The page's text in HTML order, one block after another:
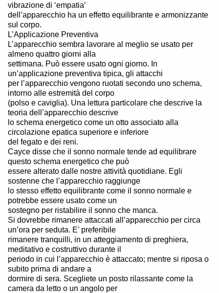
vibrazione di ‘empatia’
dell’apparecchio ha un effetto equilibrante e armonizzante
sul corpo.
L’Applicazione Preventiva
L’apparecchio sembra lavorare al meglio se usato per
almeno quattro giorni alla
settimana. Può essere usato ogni giorno. In
un’applicazione preventiva tipica, gli attacchi
per l’apparecchio vengono ruotati secondo uno schema,
intorno alle estremità del corpo
(polso e caviglia). Una lettura particolare che descrive la
teoria dell’apparecchio descrive
lo schema energetico come un otto associato alla
circolazione epatica superiore e inferiore
del fegato e dei reni.
Cayce disse che il sonno normale tende ad equilibrare
questo schema energetico che può
essere alterato dalle nostre attività quotidiane. Egli
sostenne che l’apparecchio raggiunge
lo stesso effetto equilibrante come il sonno normale e
potrebbe essere usato come un
sostegno per ristabilire il sonno che manca.
Si dovrebbe rimanere attaccati all’apparecchio per circa
un’ora per seduta. E’ preferibile
rimanere tranquilli, in un atteggiamento di preghiera,
meditativo e costruttivo durante il
periodo in cui l’apparecchio è attaccato; mentre si riposa o
subito prima di andare a
dormire di sera. Scegliete un posto rilassante come la
camera da letto o un angolo per